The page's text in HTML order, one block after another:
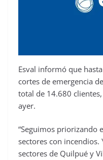
Esval informó que
cortes de emergencia
total de 14.680
ayer.
“Seguimos priorizando
sectores con incendios.
sectores de Quilpué y